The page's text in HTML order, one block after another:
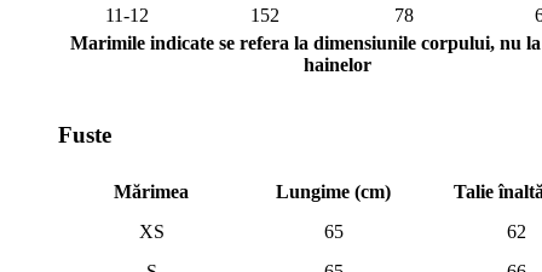
11-12
152 78
Marimile indicate se refera la dimensiunile corpului, nu la
hainelor
Fuste
Mărimea Lungime (cm)
Talie
XS
65
62